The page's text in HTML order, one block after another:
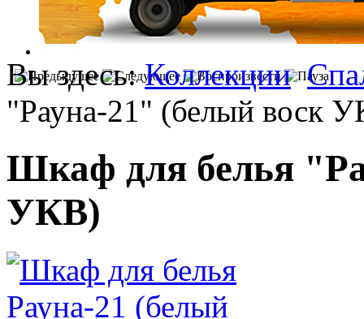
Вы здесь:Коллекции
"Рауна-21" (белый воск
Шкаф для белья
УКВ)